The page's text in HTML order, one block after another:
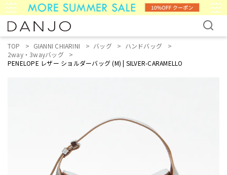
TOP GIANNI CHIARINI バッグ
ハンドバッグ
2way・3wayバッグ
PENELOPE レザー ショルダーバッグ (M) | SILVER-CARAMELLO